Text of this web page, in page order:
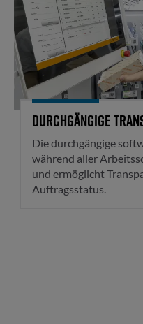
Durchgängige
Die durchgängige
während aller
und ermöglicht
Auftragsstatus.